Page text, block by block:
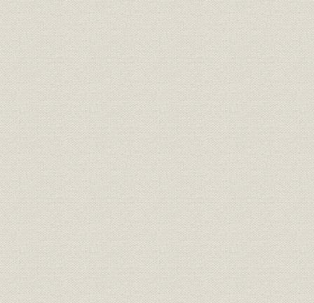
第6章 国立研究開発法人理化学研究所
第1節 国立研究開発法人となる
第2節 理研の研究システムにおける「主任研究員」
第3節 理研の今後の方向
第2部 それぞれの100年
第1章 宇宙線研究の100年
第1節 宇宙線の発見
第2節 仁科研究室での宇宙線事始め
第3節 戦後の宇宙線研究の再出発
第4節 宇宙線から宇宙X線へ